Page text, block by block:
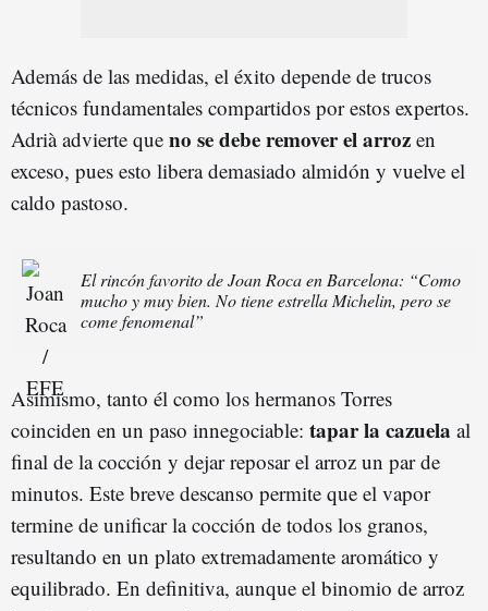
Además de las medidas, el éxito depende de trucos
técnicos fundamentales compartidos por estos expertos.
Adrià advierte que no se debe remover el arroz en
exceso, pues esto libera demasiado almidón y vuelve el
caldo pastoso.
El rincón favorito de Joan Roca en Barcelona: “Como
mucho y muy bien. No tiene estrella Michelin, pero se
come fenomenal”
Asimismo, tanto él como los hermanos Torres
coinciden en un paso innegociable: tapar la cazuela al
final de la cocción y dejar reposar el arroz un par de
minutos. Este breve descanso permite que el vapor
termine de unificar la cocción de todos los granos,
resultando en un plato extremadamente aromático y
equilibrado. En definitiva, aunque el binomio de arroz